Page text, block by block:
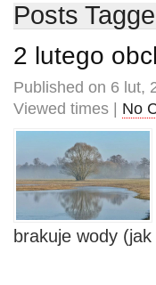
Posts
2 lutego
Published on 6 lut,
Viewed times | No
brakuje wody